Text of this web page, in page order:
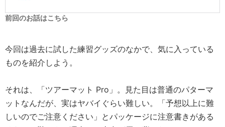
前回のお話はこちら
今回は過去に試した練習グッズのなかで、気に入っている
ものを紹介しよう。
それは、「ツアーマット Pro」。見た目は普通のパターマ
ットなんだが、実はヤバイぐらい難しい。「予想以上に難
しいのでご注意ください」とパッケージに注意書きがある